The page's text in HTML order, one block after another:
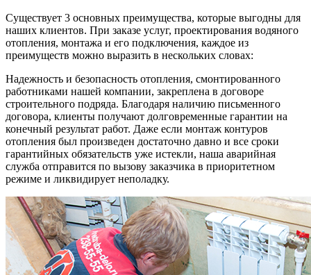
Существует 3 основных преимущества, которые выгодны для
наших клиентов. При заказе услуг, проектирования водяного
отопления, монтажа и его подключения, каждое из
преимуществ можно выразить в нескольких словах:
Надежность и безопасность отопления, смонтированного
работниками нашей компании, закреплена в договоре
строительного подряда. Благодаря наличию письменного
договора, клиенты получают долговременные гарантии на
конечный результат работ. Даже если монтаж контуров
отопления был произведен достаточно давно и все сроки
гарантийных обязательств уже истекли, наша аварийная
служба отправится по вызову заказчика в приоритетном
режиме и ликвидирует неполадку.